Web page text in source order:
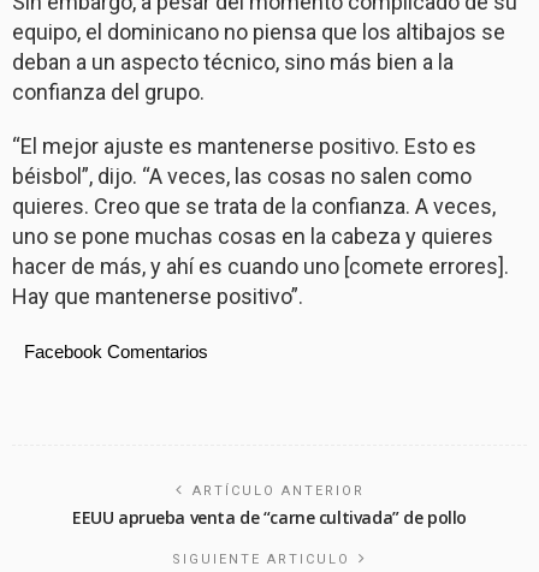
equipo, el dominicano no piensa que los altibajos se
deban a un aspecto técnico, sino más bien a la
confianza del grupo.
“El mejor ajuste es mantenerse positivo. Esto es
béisbol”, dijo. “A veces, las cosas no salen como
quieres. Creo que se trata de la confianza. A veces,
uno se pone muchas cosas en la cabeza y quieres
hacer de más, y ahí es cuando uno [comete errores].
Hay que mantenerse positivo”.
Facebook Comentarios
ARTÍCULO ANTERIOR
EEUU aprueba venta de “carne cultivada” de pollo
SIGUIENTE ARTICULO